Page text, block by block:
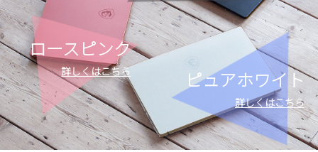
ロースピンク
詳しくはこちら ピュアホワイト
詳しくはこちら